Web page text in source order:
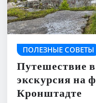
ПОЛЕЗНЫЕ СОВЕТЫ
Путешествие
экскурсия на
Кронштадте